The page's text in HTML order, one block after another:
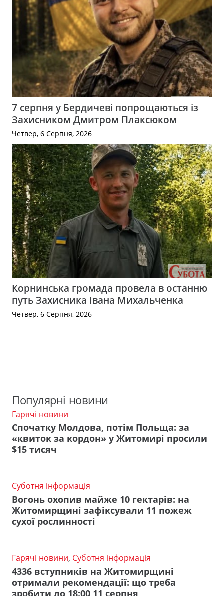
7 серпня у Бердичеві попрощаються із
Захисником Дмитром Плаксюком
Четвер, 6 Серпня, 2026
Корнинська громада провела в останню
путь Захисника Івана Михальченка
Четвер, 6 Серпня, 2026
Популярні новини
Гарячі новини
Спочатку Молдова, потім Польща: за
«квиток за кордон» у Житомирі просили
$15 тисяч
Суботня інформація
Вогонь охопив майже 10 гектарів: на
Житомирщині зафіксували 11 пожеж
сухої рослинності
Гарячі новини, Суботня інформація
4336 вступників на Житомирщині
отримали рекомендації: що треба
зробити до 18:00 11 серпня